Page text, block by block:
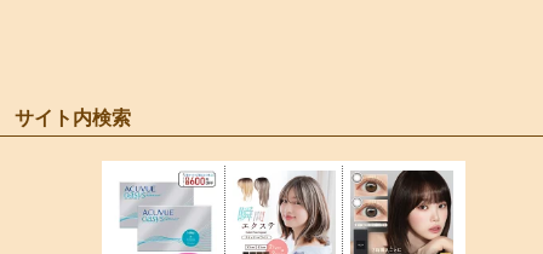
サイト内検索